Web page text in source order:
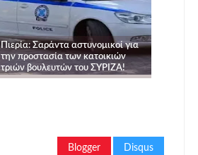
Πιερία: Σαράντα αστυνομικοί για
την προστασία των κατοικιών
τριών βουλευτών του ΣΥΡΙΖΑ!
Blogger Disqus